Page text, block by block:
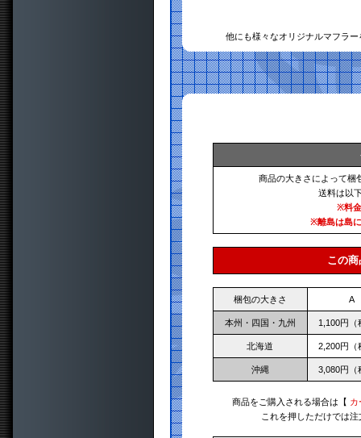
他にも様々なオリジナルマフラ
商品の大きさによって梱
送料は以
※料
※離島は島
この
梱包の大きさ A
本州・四国・九州 1,100円（
北海道 2,200円（
沖縄 3,080円（
商品をご購入される場合は【 カ
これを押しただけでは